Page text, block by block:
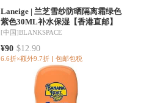
Laneige | 兰芝雪纱防晒隔离霜绿色
紫色30ML补水保湿【香港直邮】
[中国]BLANKSPACE
¥90 $12.90
6.6折×额外9.7折 包邮包税